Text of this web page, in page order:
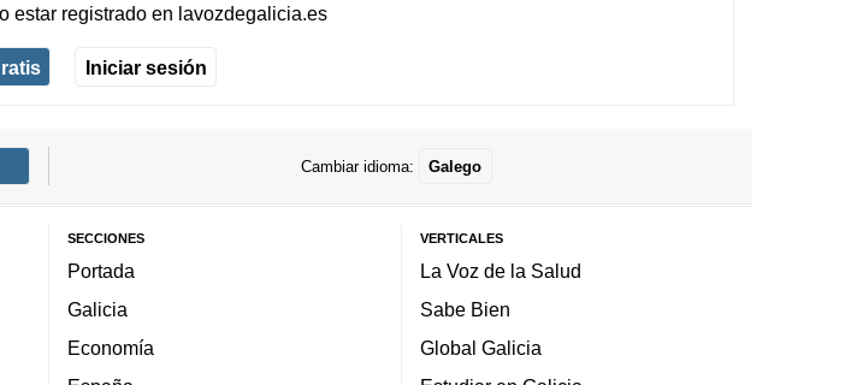
estar registradoen lavozdegalicia.es
Iniciar sesión
Cambiar idioma: Galego
SECCIONES
Portada
Galicia
Economía
VERTICALES
La Voz de la Salud
Sabe Bien
Global Galicia